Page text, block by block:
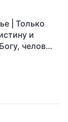
| Только
и
человек